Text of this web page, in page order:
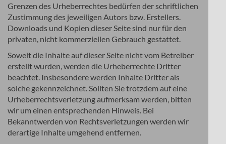
Grenzen des Urheberrechtes bedürfen der schriftlichen
Zustimmung des jeweiligen Autors bzw. Erstellers.
Downloads und Kopien dieser Seite sind nur für den
privaten, nicht kommerziellen Gebrauch gestattet.
Soweit die Inhalte auf dieser Seite nicht vom Betreiber
erstellt wurden, werden die Urheberrechte Dritter
beachtet. Insbesondere werden Inhalte Dritter als
solche gekennzeichnet. Sollten Sie trotzdem auf eine
Urheberrechtsverletzung aufmerksam werden, bitten
wir um einen entsprechenden Hinweis. Bei
Bekanntwerden von Rechtsverletzungen werden wir
derartige Inhalte umgehend entfernen.